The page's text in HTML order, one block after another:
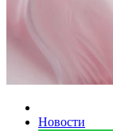
Новости